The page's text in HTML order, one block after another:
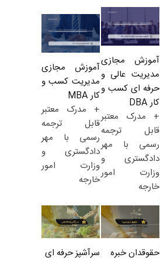
آموزش مجازی
مدیریت عالی و
حرفه ای کسب و
کار DBA
+ مدرک معتبر
قابل ترجمه
رسمی با مهر
دادگستری و
وزارت امور
خارجه
آموزش مجازی
مدیریت کسب و
کار MBA
+ مدرک معتبر
قابل ترجمه
رسمی با مهر
دادگستری و
وزارت امور
خارجه
حقوقدان خبره سرآشپز حرفه ای